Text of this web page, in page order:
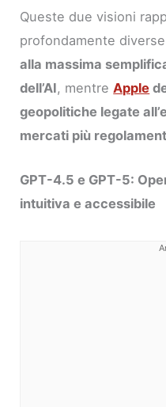
Queste due visioni
profondamente
alla massima
dell’AI, mentreApple
geopolitiche legate
mercati più
GPT-4.5 e GPT-5:
intuitiva e accessibile